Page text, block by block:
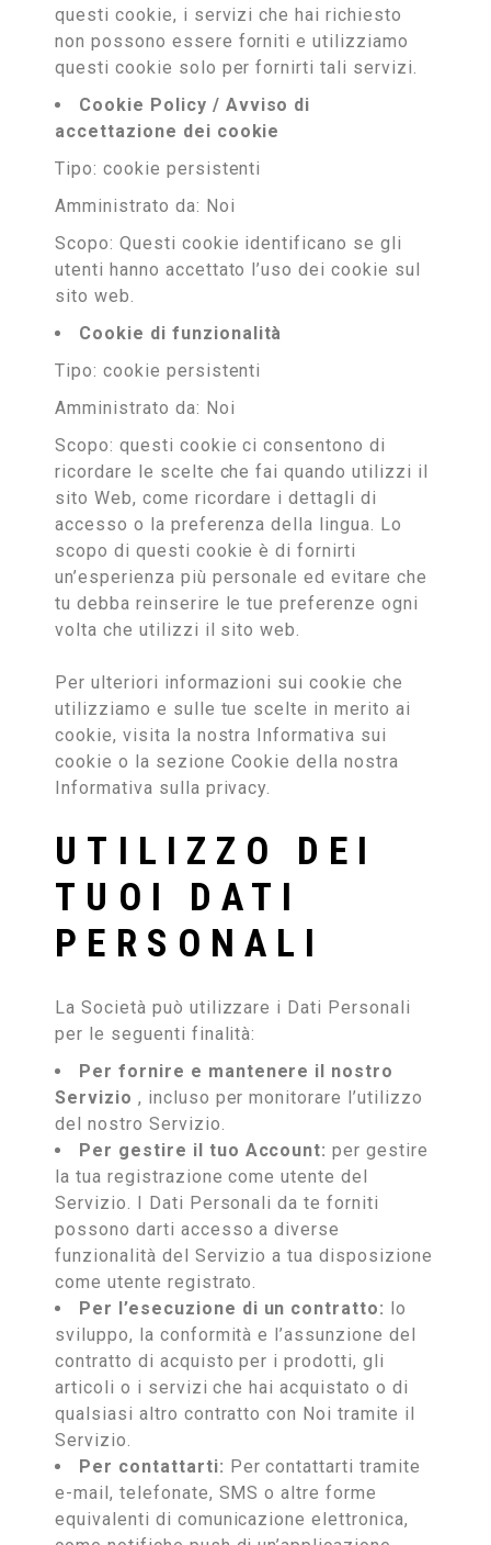
questi cookie, i servizi che hai richiesto
non possono essere forniti e utilizziamo
questi cookie solo per fornirti tali servizi.
Cookie Policy / Avviso di
accettazione dei cookie
Tipo: cookie persistenti
Amministrato da: Noi
Scopo: Questi cookie identificano se gli
utenti hanno accettato l’uso dei cookie sul
sito web.
Cookie di funzionalità
Tipo: cookie persistenti
Amministrato da: Noi
Scopo: questi cookie ci consentono di
ricordare le scelte che fai quando utilizzi il
sito Web, come ricordare i dettagli di
accesso o la preferenza della lingua. Lo
scopo di questi cookie è di fornirti
un’esperienza più personale ed evitare che
tu debba reinserire le tue preferenze ogni
volta che utilizzi il sito web.
Per ulteriori informazioni sui cookie che
utilizziamo e sulle tue scelte in merito ai
cookie, visita la nostra Informativa sui
cookie o la sezione Cookie della nostra
Informativa sulla privacy.
UTILIZZO DEI
TUOI DATI
PERSONALI
La Società può utilizzare i Dati Personali
per le seguenti finalità:
Per fornire e mantenere il nostro
Servizio , incluso per monitorare l’utilizzo
del nostro Servizio.
Per gestire il tuo Account: per gestire
la tua registrazione come utente del
Servizio. I Dati Personali da te forniti
possono darti accesso a diverse
funzionalità del Servizio a tua disposizione
come utente registrato.
Per l’esecuzione di un contratto: lo
sviluppo, la conformità e l’assunzione del
contratto di acquisto per i prodotti, gli
articoli o i servizi che hai acquistato o di
qualsiasi altro contratto con Noi tramite il
Servizio.
Per contattarti: Per contattarti tramite
e-mail, telefonate, SMS o altre forme
equivalenti di comunicazione elettronica,